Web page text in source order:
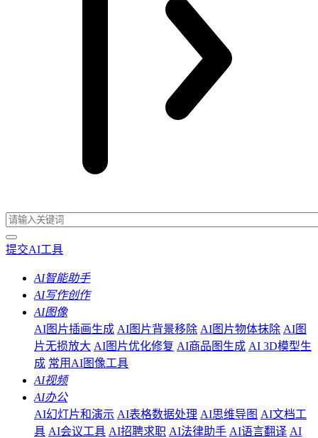
提交AI工具
AI智能助手
AI写作创作
AI图像
AI图片插画生成 AI图片背景移除 AI图片物体抹除 AI图
片无损放大 AI图片优化修复 AI商品图生成 AI 3D模型生
成 常用AI图像工具
AI视频
AI办公
AI幻灯片和演示 AI表格数据处理 AI思维导图 AI文档工
具 AI会议工具 AI招聘求职 AI法律助手 AI语言翻译 AI